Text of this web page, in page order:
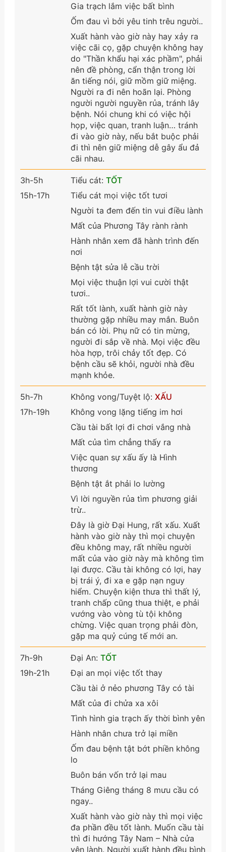
Gia trạch lắm việc bất bình
Ốm đau vì bởi yêu tinh trêu người..
Xuất hành vào giờ này hay xảy ra
việc cãi cọ, gặp chuyện không hay
do "Thần khẩu hại xác phầm", phải
nên đề phòng, cẩn thận trong lời
ăn tiếng nói, giữ mồm giữ miệng.
Người ra đi nên hoãn lại. Phòng
người người nguyền rủa, tránh lây
bệnh. Nói chung khi có việc hội
họp, việc quan, tranh luận… tránh
đi vào giờ này, nếu bắt buộc phải
đi thì nên giữ miệng dễ gây ẩu đả
cãi nhau.
3h-5h
15h-17h
Tiểu cát: TỐT
Tiểu cát mọi việc tốt tươi
Người ta đem đến tin vui điều lành
Mất của Phương Tây rành rành
Hành nhân xem đã hành trình đến
nơi
Bệnh tật sửa lễ cầu trời
Mọi việc thuận lợi vui cười thật
tươi..
Rất tốt lành, xuất hành giờ này
thường gặp nhiều may mắn. Buôn
bán có lời. Phụ nữ có tin mừng,
người đi sắp về nhà. Mọi việc đều
hòa hợp, trôi chảy tốt đẹp. Có
bệnh cầu sẽ khỏi, người nhà đều
mạnh khỏe.
5h-7h
17h-19h
Không vong/Tuyệt lộ: XẤU
Không vong lặng tiếng im hơi
Cầu tài bất lợi đi chơi vắng nhà
Mất của tìm chẳng thấy ra
Việc quan sự xấu ấy là Hình
thương
Bệnh tật ắt phải lo lường
Vì lời nguyền rủa tìm phương giải
trừ..
Đây là giờ Đại Hung, rất xấu. Xuất
hành vào giờ này thì mọi chuyện
đều không may, rất nhiều người
mất của vào giờ này mà không tìm
lại được. Cầu tài không có lợi, hay
bị trái ý, đi xa e gặp nạn nguy
hiểm. Chuyện kiện thưa thì thất lý,
tranh chấp cũng thua thiệt, e phải
vướng vào vòng tù tội không
chừng. Việc quan trọng phải đòn,
gặp ma quỷ cúng tế mới an.
7h-9h
19h-21h
Đại An: TỐT
Đại an mọi việc tốt thay
Cầu tài ở nẻo phương Tây có tài
Mất của đi chửa xa xôi
Tình hình gia trạch ấy thời bình yên
Hành nhân chưa trở lại miền
Ốm đau bệnh tật bớt phiền không
lo
Buôn bán vốn trở lại mau
Tháng Giêng tháng 8 mưu cầu có
ngay..
Xuất hành vào giờ này thì mọi việc
đa phần đều tốt lành. Muốn cầu tài
thì đi hướng Tây Nam – Nhà cửa
yên lành. Người xuất hành đều bình